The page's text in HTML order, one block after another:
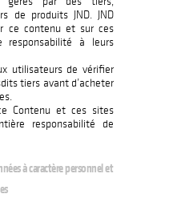
de produits JND. JND
ce contenu et sur ces
responsabilité à leurs
utilisateurs de vérifier
tiers avant d’acheter
Contenu et ces sites
responsabilité de
à caractère personnel et